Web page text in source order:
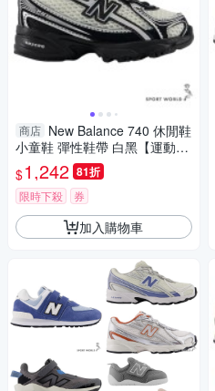
商店 New Balance 740 休閒鞋
小童鞋 彈性鞋帶 白黑【運動世
界】I7404RZ-W
$1,242 81折
限時下殺 券
加入購物車